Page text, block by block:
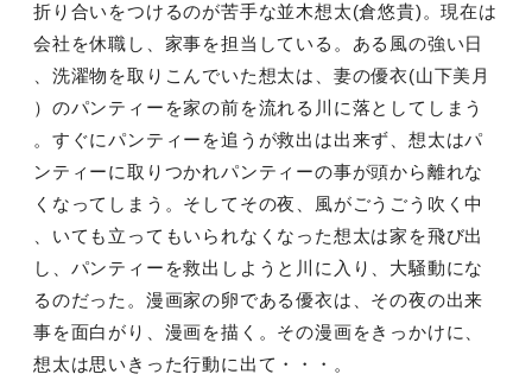
折り合いをつけるのが苦手な並木想太(倉悠貴)。現在は
会社を休職し、家事を担当している。ある風の強い日
、洗濯物を取りこんでいた想太は、妻の優衣(山下美月
）のパンティーを家の前を流れる川に落としてしまう
。すぐにパンティーを追うが救出は出来ず、想太はパ
ンティーに取りつかれパンティーの事が頭から離れな
くなってしまう。そしてその夜、風がごうごう吹く中
、いても立ってもいられなくなった想太は家を飛び出
し、パンティーを救出しようと川に入り、大騒動にな
るのだった。漫画家の卵である優衣は、その夜の出来
事を面白がり、漫画を描く。その漫画をきっかけに、
想太は思いきった行動に出て・・・。